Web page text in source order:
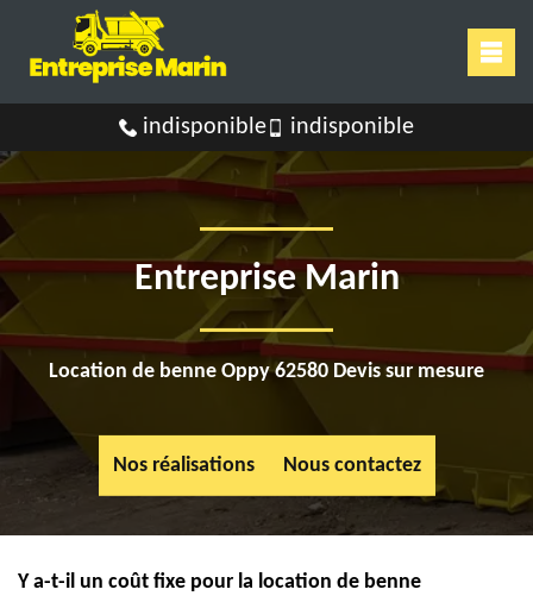
indisponible indisponible
Entreprise Marin
Location de benne Oppy 62580 Devis sur mesure
Nos réalisations Nous contactez
Y a-t-il un coût fixe pour la location de benne